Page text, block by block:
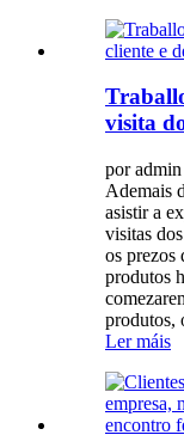
visita
por
Ademais
asistir a
visitas
os prezos
produtos
produtos,
Ler máis